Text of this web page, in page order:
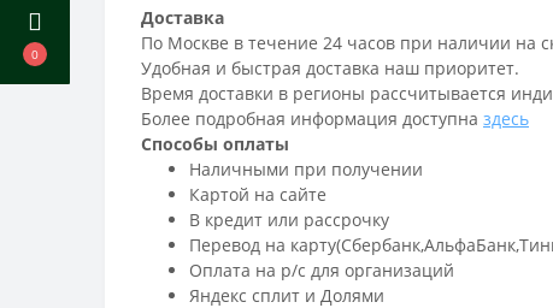
0
Доставка
По Москве в течение 24 часов при наличии на
Удобная и быстрая доставка наш приоритет.
Время доставки в регионы рассчитывается
Более подробная информация доступна здесь
Способы оплаты
Наличными при получении
Картой на сайте
В кредит или рассрочку
Перевод на
Оплата на р/c для организаций
Яндекс сплит и Долями